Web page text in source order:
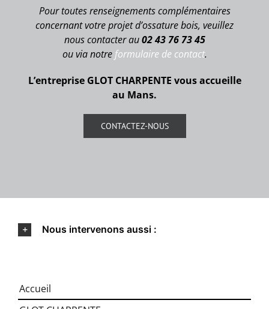
Pour toutes renseignements complémentaires
concernant votre projet d’ossature bois, veuillez
nous contacter au02 43 76 73 45
ou via notre formulaire de contact.
L’entreprise GLOT CHARPENTE vous accueille
au Mans.
CONTACTEZ-NOUS
Nous intervenons aussi :
Accueil